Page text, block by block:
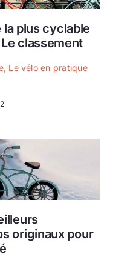
la plus cyclable
classement
, Le vélo en pratique
originaux pour